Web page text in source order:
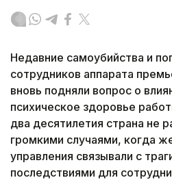
Недавние самоубийства и
сотрудников аппарата
вновь подняли вопрос о
психическое здоровье
два десятилетия страна не
громкими случаями, когда
управления связывали с
последствиями для